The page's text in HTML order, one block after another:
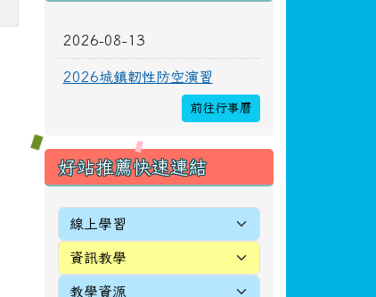
2026-08-13
2026城鎮韌性防空演習
前往行事曆
好站推薦快速連結